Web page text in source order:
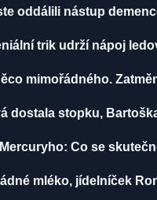
oddálili nástup
trik udrží nápoj
mimořádného.
dostala stopku,
Co se
mléko, jídelníček